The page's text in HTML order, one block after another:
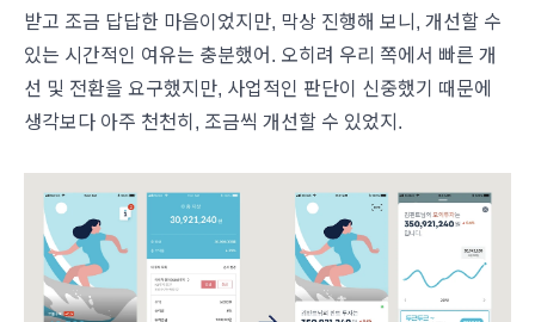
받고 조금 답답한 마음이었지만, 막상 진행해 보니, 개선할 수
있는 시간적인 여유는 충분했어. 오히려 우리 쪽에서 빠른 개
선 및 전환을 요구했지만, 사업적인 판단이 신중했기 때문에
생각보다 아주 천천히, 조금씩 개선할 수 있었지.